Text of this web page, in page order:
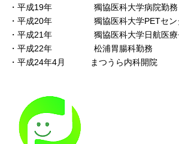
・平成19年 獨協医科大学病院勤務
・平成20年 獨協医科大学PETセン
・平成21年 獨協医科大学日航医療
・平成22年 松浦胃腸科勤務
・平成24年4月 まつうら内科開院